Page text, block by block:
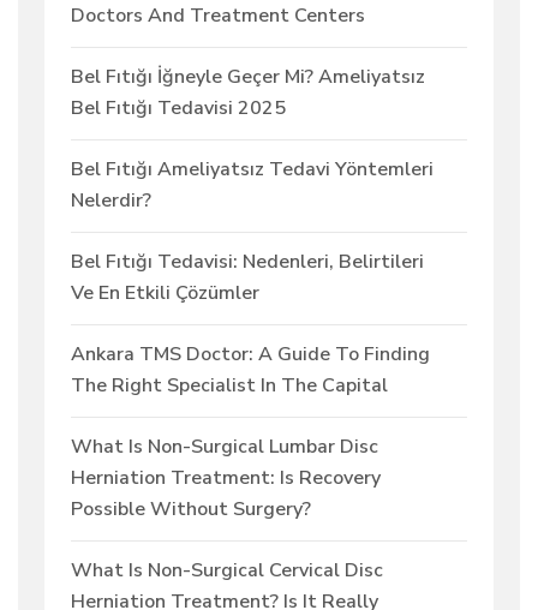
Doctors And Treatment Centers
Bel Fıtığı İğneyle Geçer Mi? Ameliyatsız
Bel Fıtığı Tedavisi 2025
Bel Fıtığı Ameliyatsız Tedavi Yöntemleri
Nelerdir?
Bel Fıtığı Tedavisi: Nedenleri, Belirtileri
Ve En Etkili Çözümler
Ankara TMS Doctor: A Guide To Finding
The Right Specialist In The Capital
What Is Non-Surgical Lumbar Disc
Herniation Treatment: Is Recovery
Possible Without Surgery?
What Is Non-Surgical Cervical Disc
Herniation Treatment? Is It Really